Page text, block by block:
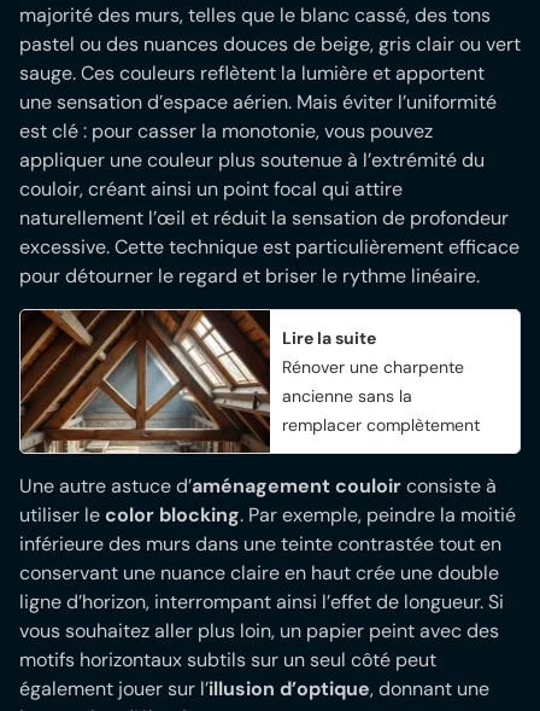
majorité des murs, telles que le blanc cassé, des tons
pastel ou des nuances douces de beige, gris clair ou vert
sauge. Ces couleurs reflètent la lumière et apportent
une sensation d’espace aérien. Mais éviter l’uniformité
est clé : pour casser la monotonie, vous pouvez
appliquer une couleur plus soutenue à l’extrémité du
couloir, créant ainsi un point focal qui attire
naturellement l’œil et réduit la sensation de profondeur
excessive. Cette technique est particulièrement efficace
pour détourner le regard et briser le rythme linéaire.
Lire la suite
Rénover une charpente
ancienne sans la
remplacer complètement
Une autre astuce d’aménagement couloirconsiste à
utiliser lecolor blocking. Par exemple, peindre la moitié
inférieure des murs dans une teinte contrastée tout en
conservant une nuance claire en haut crée une double
ligne d’horizon, interrompant ainsi l’effet de longueur. Si
vous souhaitez aller plus loin, un papier peint avec des
motifs horizontaux subtils sur un seul côté peut
également jouer sur l’illusion d’optique, donnant une